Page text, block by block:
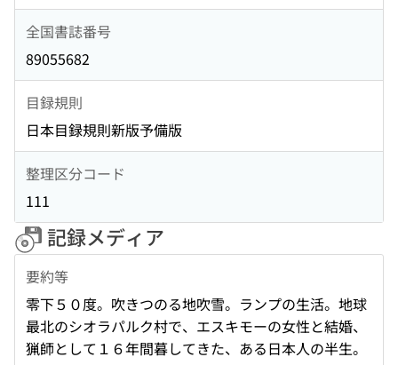
全国書誌番号
89055682
目録規則
日本目録規則新版予備版
整理区分コード
111
記録メディア
要約等
零下５０度。吹きつのる地吹雪。ランプの生活。地球
最北のシオラパルク村で、エスキモーの女性と結婚、
猟師として１６年間暮してきた、ある日本人の半生。